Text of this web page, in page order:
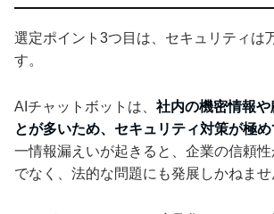
選定ポイント3つ目は、セキュリティは
す。
AIチャットボットは、 社内の機密情報や
とが多いため、セキュリティ対策が極
一情報漏えいが起きると、企業の信頼
でなく、法的な問題にも発展しかねませ